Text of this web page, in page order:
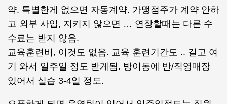
약. 특별한게 없으면 자동계약. 가맹점주가 계약 안하
고 외부 사입, 지키지 않으면 … 연장할때는 다른 수
수료는 받지 않음.
교육훈련비, 이것도 없음. 교육 훈련기간도 .. 길고 여
기 와서 일주일 정도 받게됨. 방이동에 반/직영매장
있어서 실습 3-4일 정도.